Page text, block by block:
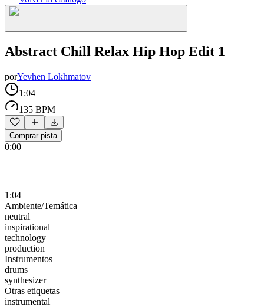
Abstract Chill Relax Hip Hop Edit 1
porYevhen Lokhmatov
1:04
135 BPM
Comprar pista
0:00
1:04
Ambiente/Temática
neutral
inspirational
technology
production
Instrumentos
drums
synthesizer
Otras etiquetas
instrumental